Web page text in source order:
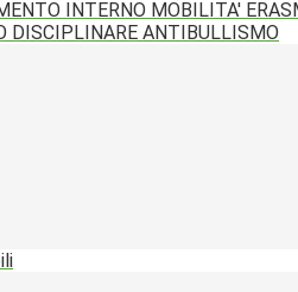
INTERNO MOBILITA'
DISCIPLINARE ANTIBULLISMO